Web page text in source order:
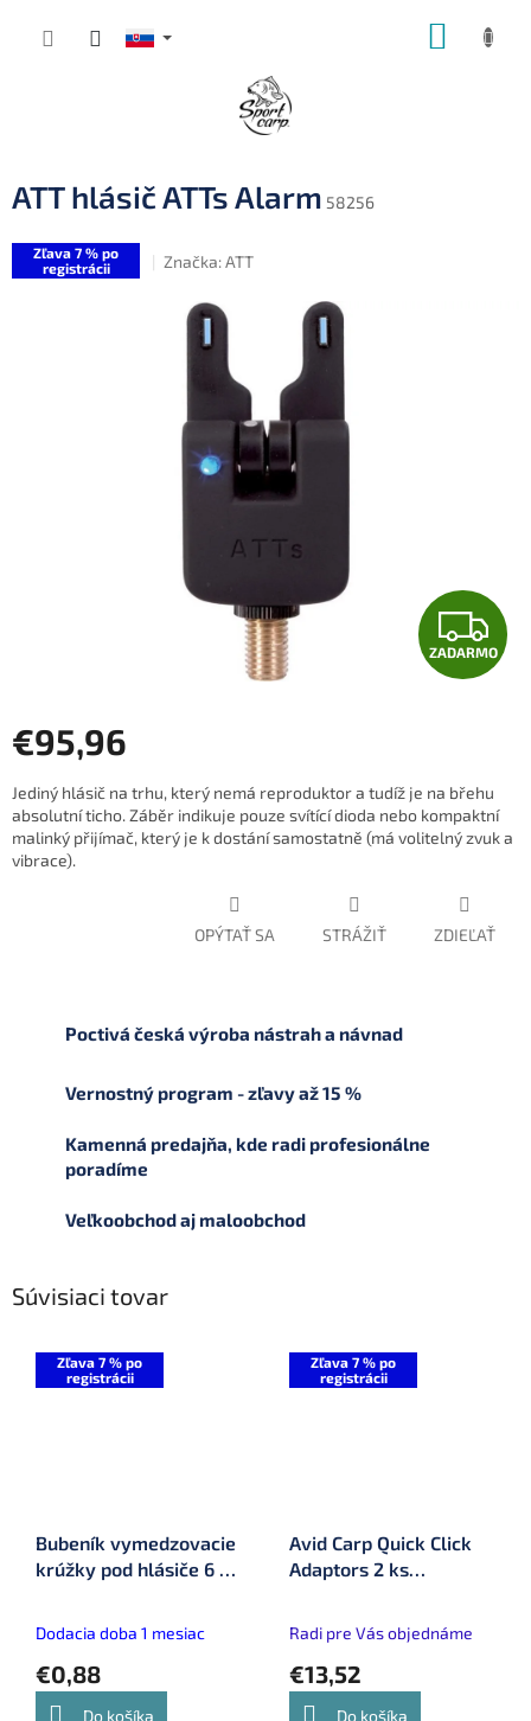
ATT hlásič ATTs Alarm 58256
Zľava 7 % po
registrácii
Značka:ATT
Z
A
R
O
ZADARMO
€95,96
cena:
Jediný hlásič na trhu, který nemá reproduktor a tudíž je na břehu
absolutní ticho. Záběr indikuje pouze svítící dioda nebo kompaktní
malinký přijímač, který je k dostání samostatně (má volitelný zvuk a
vibrace).
OPÝTAŤ SA STRÁŽIŤ ZDIEĽAŤ
Poctivá česká výroba nástrah a návnad
Vernostný program - zľavy až 15 %
Kamenná predajňa, kde radi profesionálne
poradíme
Veľkoobchod aj maloobchod
Súvisiaci tovar
Zľava 7 % po
registrácii
Bubeník vymedzovacie
krúžky pod hlásiče 6 ks
Dodacia doba 1 mesiac
€0,88
Do košíka
Zľava 7 % po
registrácii
Avid Carp Quick Click
Adaptors 2 ks
Radi pre Vás objednáme
€13,52
Do košíka